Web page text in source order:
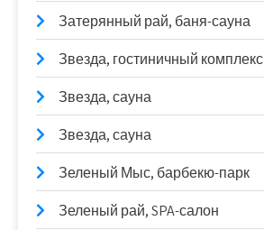
Затерянный рай, баня-сауна
Звезда, гостиничный комплекс
Звезда, сауна
Звезда, сауна
Зеленый Мыс, барбекю-парк
Зеленый рай, SPA-салон